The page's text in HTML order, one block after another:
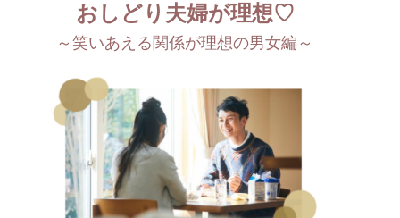
おしどり夫婦が理想♡
～笑いあえる関係が理想の男女編～